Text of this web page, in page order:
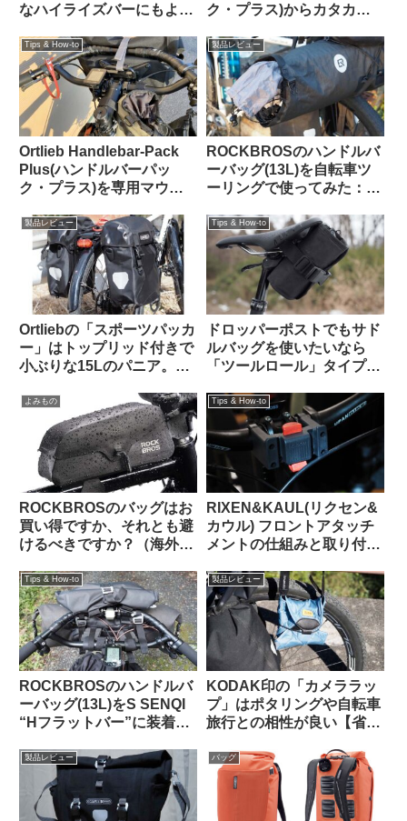
なハイライズバーにもよく
【Tern CRESTで使う】
ク・プラス)からカタカタ
はこれだった【豆感想】
Tips & How-to
Ortlieb Handlebar-Pack
Plus(ハンドルバーパッ
ク・プラス)を専用マウン
クに置いてみた
製品レビュー
ROCKBROSのハンドルバ
ーバッグ(13L)を自転車ツ
ーリングで使ってみた：機
あり使っていて気持ちが良
い
製品レビュー
Ortliebの「スポーツパッカ
ー」はトップリッド付きで
小ぶりな15Lのパニア。ど
い方に向いている？
Tips & How-to
ドロッパーポストでもサド
ルバッグを使いたいなら
「ツールロール」タイプも
よみもの
ROCKBROSのバッグはお
買い得ですか、それとも避
けるべきですか？（海外掲
Tips & How-to
RIXEN&KAUL(リクセン&
カウル) フロントアタッチ
メントの仕組みと取り付け
Tips & How-to
ROCKBROSのハンドルバ
ーバッグ(13L)をS SENQI
“Hフラットバー”に装着す
ORTLIEB HANDLEBAR
PACK 下位互換】
製品レビュー
KODAK印の「カメララッ
プ」はポタリングや自転車
旅行との相性が良い【省ス
水】
製品レビュー バッグ